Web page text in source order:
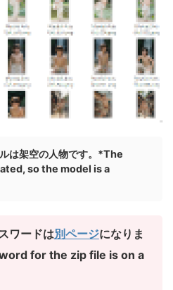
は架空の人物です。 *The
so the model is a
ワードは別ページになりま
for the zip file is on a